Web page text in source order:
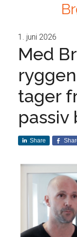
1. juni 2026
Med
tager
passiv
Share